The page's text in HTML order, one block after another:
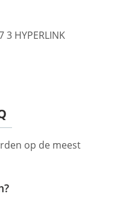
HYPERLINK
op de meest